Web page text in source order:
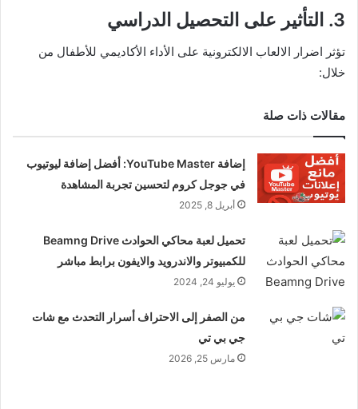
3. التأثير على التحصيل الدراسي
تؤثر اضرار الالعاب الالكترونية على الأداء الأكاديمي للأطفال من
خلال:
مقالات ذات صلة
إضافة YouTube Master: أفضل إضافة ليوتيوب
في جوجل كروم لتحسين تجربة المشاهدة
أبريل 8, 2025
تحميل لعبة محاكي الحوادث Beamng Drive
للكمبيوتر والاندرويد والايفون برابط مباشر
يوليو 24, 2024
من الصفر إلى الاحتراف أسرار التحدث مع شات
جي بي تي
مارس 25, 2026